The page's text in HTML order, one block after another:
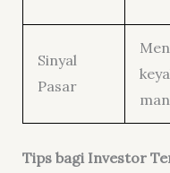
Sinyal
Pasar
Tips bagi Investor